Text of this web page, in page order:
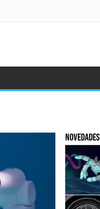
novedades